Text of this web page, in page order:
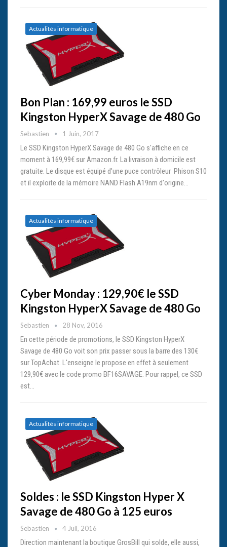
Actualités informatique
Bon Plan : 169,99 euros le SSD
Kingston HyperX Savage de 480 Go
Sebastien 1 Juin, 2017
Le SSD Kingston HyperX Savage de 480 Go s'affiche en ce
moment à 169,99€ sur Amazon.fr. La livraison à domicile est
gratuite. Le disque est équipé d'une puce contrôleur Phison S10
et il exploite de la mémoire NAND Flash A19nm d'origine…
Actualités informatique
Cyber Monday : 129,90€ le SSD
Kingston HyperX Savage de 480 Go
Sebastien 28 Nov, 2016
En cette période de promotions, le SSD Kingston HyperX
Savage de 480 Go voit son prix passer sous la barre des 130€
sur TopAchat. L'enseigne le propose en effet à seulement
129,90€ avec le code promo BF16SAVAGE. Pour rappel, ce SSD
est…
Actualités informatique
Soldes : le SSD Kingston Hyper X
Savage de 480 Go à 125 euros
Sebastien 4 Juil, 2016
Direction maintenant la boutique GrosBill qui solde, elle aussi,